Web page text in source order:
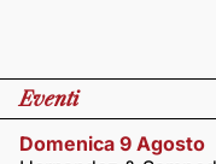
Eventi
Domenica 9 Agosto